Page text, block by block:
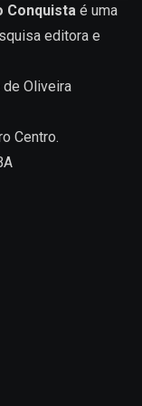
Conquista é uma
editora e
Oliveira
Centro.